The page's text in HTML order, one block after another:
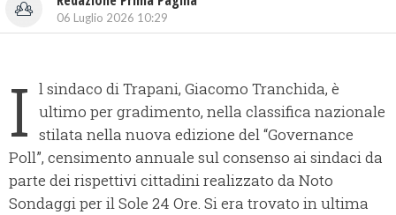
06 Luglio 2026 10:29
I l sindaco di Trapani, Giacomo Tranchida, è
ultimo per gradimento, nella classifica nazionale
stilata nella nuova edizione del “Governance
Poll”, censimento annuale sul consenso ai sindaci da
parte dei rispettivi cittadini realizzato da Noto
Sondaggi per il Sole 24 Ore. Si era trovato in ultima